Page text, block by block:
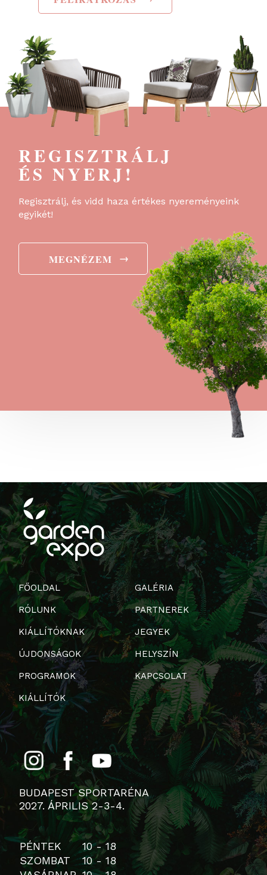
REGISZTRÁLJ
ÉS NYERJ!
Regisztrálj, és vidd haza értékes nyereményeink
egyikét!
MEGNÉZEM →
FŐOLDAL
RÓLUNK
KIÁLLÍTÓKNAK
ÚJDONSÁGOK
PROGRAMOK
KIÁLLÍTÓK
GALÉRIA
PARTNEREK
JEGYEK
HELYSZÍN
KAPCSOLAT
BUDAPEST SPORTARÉNA
2027. ÁPRILIS 2-3-4.
PÉNTEK
10 - 18
SZOMBAT
10 - 18